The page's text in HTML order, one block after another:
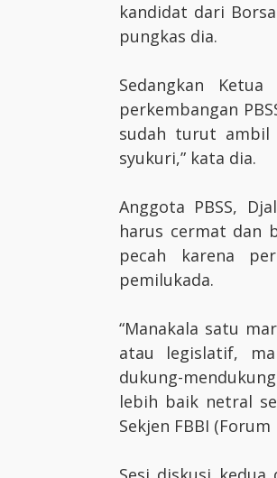
kandidat dari
pungkas dia.
Sedangkan
perkembangan
sudah turut ambil
syukuri,” kata dia.
Anggota PBSS,
harus cermat dan
pecah karena
pemilukada.
“Manakala satu
atau legislatif,
dukung-
lebih baik netral
Sekjen FBBI